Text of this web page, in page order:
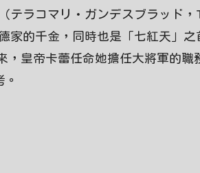
テラコマリ・ガンデスブラッド
家的千金，同時也是「七紅天」之
，皇帝卡蕾任命她擔任大將軍的